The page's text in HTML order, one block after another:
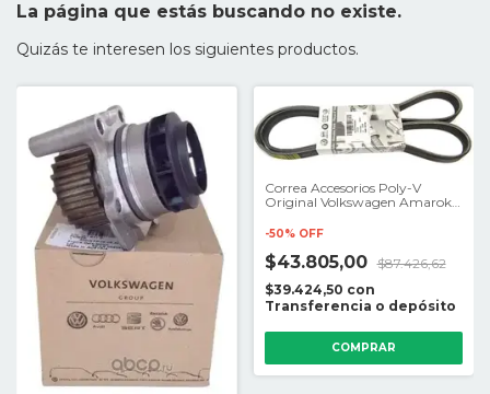
La página que estás buscando no existe.
Quizás te interesen los siguientes productos.
Correa Accesorios Poly-V
Original Volkswagen Amarok
-50% OFF
$43.805,00 $87.426,62
$39.424,50 con
Transferencia o depósito